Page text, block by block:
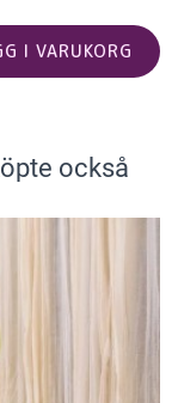
I VARUKORG
också